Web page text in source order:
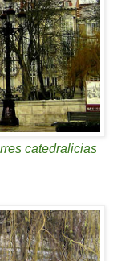
catedralicias